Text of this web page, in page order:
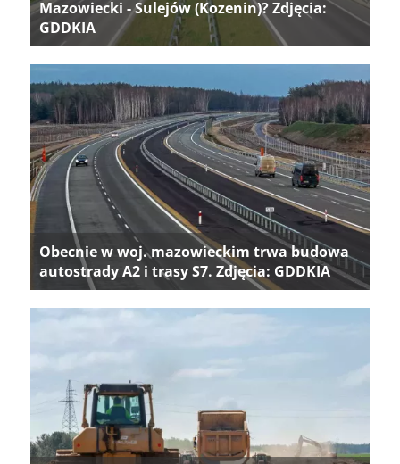
Mazowiecki - Sulejów (Kozenin)? Zdjęcia:
GDDKIA
Obecnie w woj. mazowieckim trwa budowa
autostrady A2 i trasy S7. Zdjęcia: GDDKIA